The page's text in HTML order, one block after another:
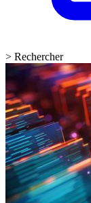
> Rechercher